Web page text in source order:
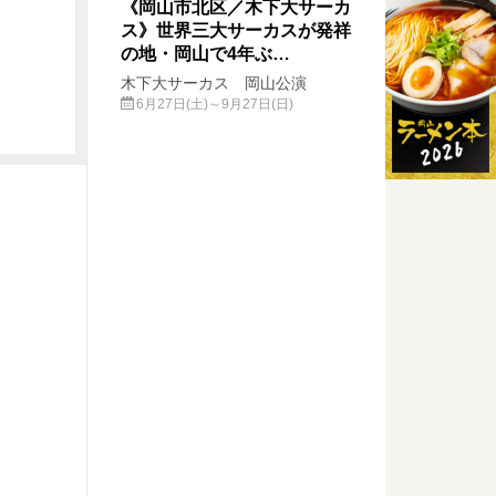
《岡山市北区／木下大サーカ
ス》世界三大サーカスが発祥
の地・岡山で4年ぶ…
木下大サーカス 岡山公演
6月27日(土)～9月27日(日)